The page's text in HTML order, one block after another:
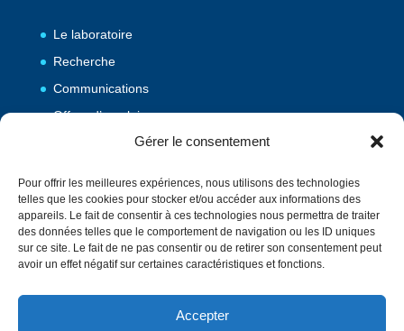
Gérer le consentement
Pour offrir les meilleures expériences, nous utilisons des technologies
telles que les cookies pour stocker et/ou accéder aux informations des
appareils. Le fait de consentir à ces technologies nous permettra de traiter
des données telles que le comportement de navigation ou les ID uniques
sur ce site. Le fait de ne pas consentir ou de retirer son consentement peut
avoir un effet négatif sur certaines caractéristiques et fonctions.
Accepter
Le laboratoire
Recherche
Communications
Offres d’emploi
Publications
Vulgarisation
Evènements
Contact